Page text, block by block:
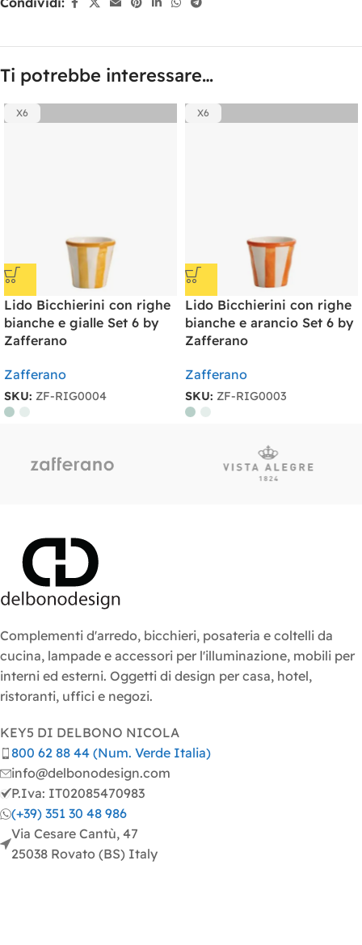
Ti potrebbe interessare…
X6
Lido Bicchierini con righe
bianche e gialle Set 6 by
Zafferano
Zafferano
SKU: ZF-RIG0004
X6
Lido Bicchierini con righe
bianche e arancio Set 6 by
Zafferano
Zafferano
SKU: ZF-RIG0003
Complementi d'arredo, bicchieri, posateria e coltelli da
cucina, lampade e accessori per l'illuminazione, mobili per
interni ed esterni. Oggetti di design per casa, hotel,
ristoranti, uffici e negozi.
KEY5 DI DELBONO NICOLA
800 62 88 44 (Num. Verde Italia)
info@delbonodesign.com
P.Iva: IT02085470983
(+39) 351 30 48 986
Via Cesare Cantù, 47
25038 Rovato (BS) Italy